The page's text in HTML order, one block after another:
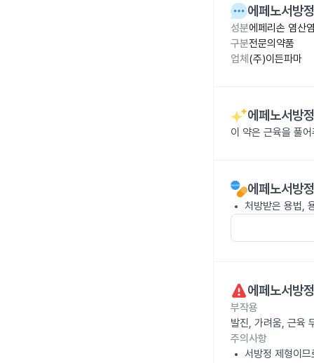
에페노서방
성분에페리손 염산
구분전문의약품
업체 (주)이든파마
에페노서방
이 약은 근육을 풀
에페노서방
처방받은 용법,
에페노서방
부작용
발진, 가려움, 근육
주의사항
서방정 제형이